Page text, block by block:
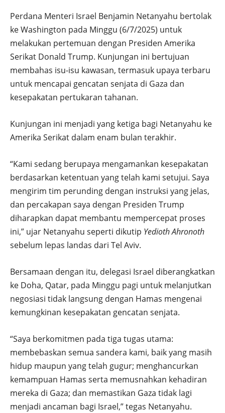
Perdana Menteri Israel Benjamin Netanyahu bertolak
ke Washington pada Minggu (6/7/2025) untuk
melakukan pertemuan dengan Presiden Amerika
Serikat Donald Trump. Kunjungan ini bertujuan
membahas isu-isu kawasan, termasuk upaya terbaru
untuk mencapai gencatan senjata di Gaza dan
kesepakatan pertukaran tahanan.
Kunjungan ini menjadi yang ketiga bagi Netanyahu ke
Amerika Serikat dalam enam bulan terakhir.
“Kami sedang berupaya mengamankan kesepakatan
berdasarkan ketentuan yang telah kami setujui. Saya
mengirim tim perunding dengan instruksi yang jelas,
dan percakapan saya dengan Presiden Trump
diharapkan dapat membantu mempercepat proses
ini,” ujar Netanyahu seperti dikutip Yedioth Ahronoth
sebelum lepas landas dari Tel Aviv.
Bersamaan dengan itu, delegasi Israel diberangkatkan
ke Doha, Qatar, pada Minggu pagi untuk melanjutkan
negosiasi tidak langsung dengan Hamas mengenai
kemungkinan kesepakatan gencatan senjata.
“Saya berkomitmen pada tiga tugas utama:
membebaskan semua sandera kami, baik yang masih
hidup maupun yang telah gugur; menghancurkan
kemampuan Hamas serta memusnahkan kehadiran
mereka di Gaza; dan memastikan Gaza tidak lagi
menjadi ancaman bagi Israel,” tegas Netanyahu.